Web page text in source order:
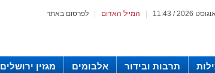
לפרסום באתר המייל האדום
תרבות ובידור אלבומים מגזין ירושלים